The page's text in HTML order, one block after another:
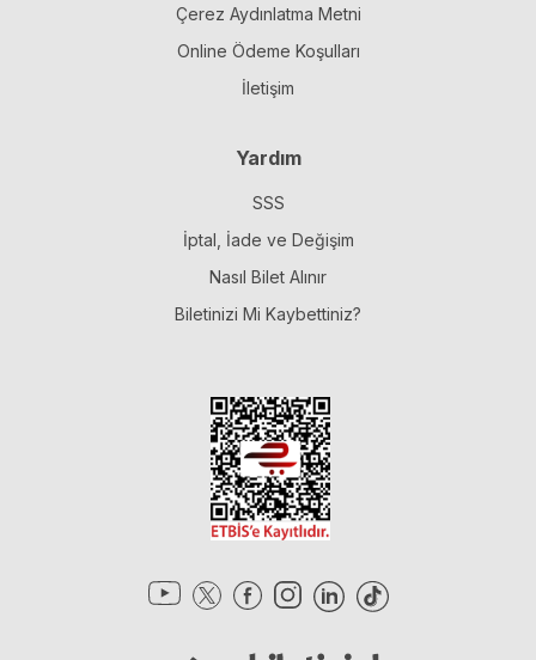
Çerez Aydınlatma Metni
Online Ödeme Koşulları
İletişim
Yardım
SSS
İptal, İade ve Değişim
Nasıl Bilet Alınır
Biletinizi Mi Kaybettiniz?